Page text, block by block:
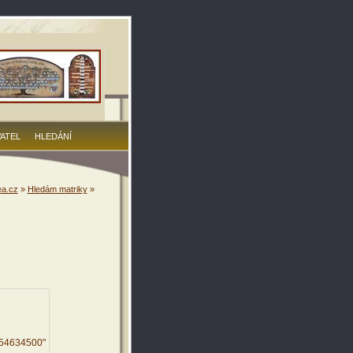
HLEDÁNÍ
» Hledám matriky»